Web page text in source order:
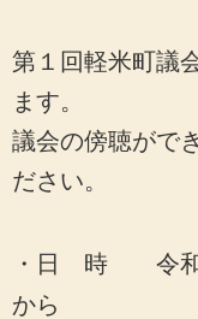
第１回軽米町議
ます。
議会の傍聴がで
ださい。
・日 時 令和
から